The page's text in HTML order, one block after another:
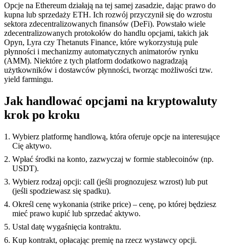
Opcje na Ethereum działają na tej samej zasadzie, dając prawo do
kupna lub sprzedaży ETH. Ich rozwój przyczynił się do wzrostu
sektora zdecentralizowanych finansów (DeFi). Powstało wiele
zdecentralizowanych protokołów do handlu opcjami, takich jak
Opyn, Lyra czy Thetanuts Finance, które wykorzystują pule
płynności i mechanizmy automatycznych animatorów rynku
(AMM). Niektóre z tych platform dodatkowo nagradzają
użytkowników i dostawców płynności, tworząc możliwości tzw.
yield farmingu.
Jak handlować opcjami na kryptowaluty
krok po kroku
Wybierz platformę handlową, która oferuje opcje na interesujące
Cię aktywo.
Wpłać środki na konto, zazwyczaj w formie stablecoinów (np.
USDT).
Wybierz rodzaj opcji: call (jeśli prognozujesz wzrost) lub put
(jeśli spodziewasz się spadku).
Określ cenę wykonania (strike price) – cenę, po której będziesz
mieć prawo kupić lub sprzedać aktywo.
Ustal datę wygaśnięcia kontraktu.
Kup kontrakt, opłacając premię na rzecz wystawcy opcji.